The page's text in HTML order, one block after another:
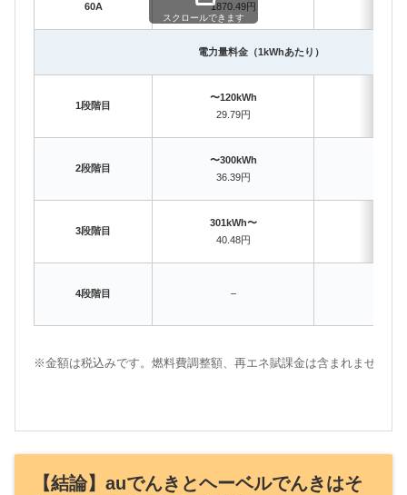
60A 1870.49円
電力量料金（1kWhあたり）
1段階目
〜120kWh
29.79円
2段階目
〜300kWh
36.39円
3段階目
301kWh〜
40.48円
4段階目 –
スクロールできます
※金額は税込みです。燃料費調整額、再エネ賦課金は含まれません。
【結論】auでんきとヘーベルでんきはそ